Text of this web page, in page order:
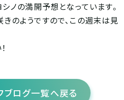
ノの満開予想となっています。
のようですので、この週末は見
ブログ一覧へ戻る